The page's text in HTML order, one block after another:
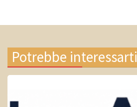
Potrebbe interessarti